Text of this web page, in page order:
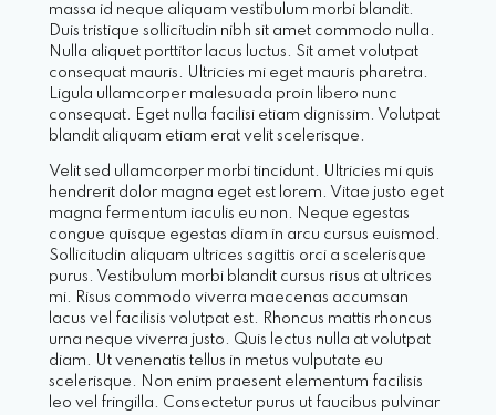
massa id neque aliquam vestibulum morbi blandit.
Duis tristique sollicitudin nibh sit amet commodo nulla.
Nulla aliquet porttitor lacus luctus. Sit amet volutpat
consequat mauris. Ultricies mi eget mauris pharetra.
Ligula ullamcorper malesuada proin libero nunc
consequat. Eget nulla facilisi etiam dignissim. Volutpat
blandit aliquam etiam erat velit scelerisque.
Velit sed ullamcorper morbi tincidunt. Ultricies mi quis
hendrerit dolor magna eget est lorem. Vitae justo eget
magna fermentum iaculis eu non. Neque egestas
congue quisque egestas diam in arcu cursus euismod.
Sollicitudin aliquam ultrices sagittis orci a scelerisque
purus. Vestibulum morbi blandit cursus risus at ultrices
mi. Risus commodo viverra maecenas accumsan
lacus vel facilisis volutpat est. Rhoncus mattis rhoncus
urna neque viverra justo. Quis lectus nulla at volutpat
diam. Ut venenatis tellus in metus vulputate eu
scelerisque. Non enim praesent elementum facilisis
leo vel fringilla. Consectetur purus ut faucibus pulvinar